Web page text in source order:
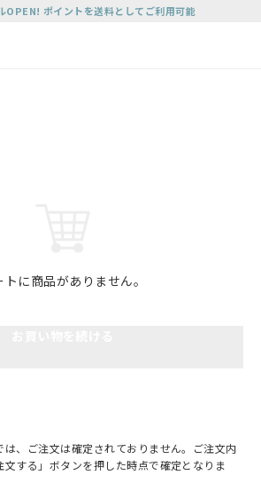
OPEN! ポイントを送料としてご利用可能
トに商品がありません。
は、ご注文は確定されておりません。ご注文内
する」ボタンを押した時点で確定となりま